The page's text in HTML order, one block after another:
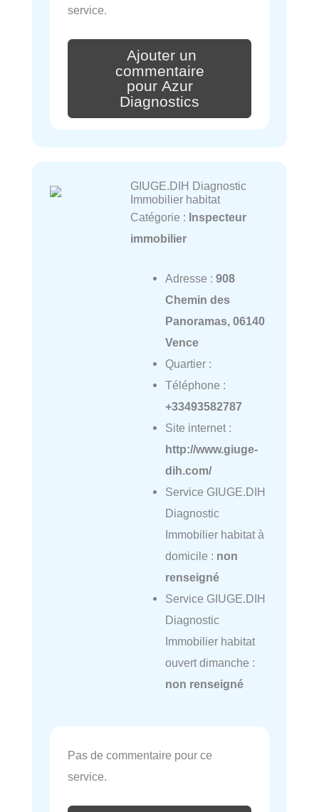
service.
Ajouter un
commentaire
pour Azur
Diagnostics
GIUGE.DIH Diagnostic
Immobilier habitat
Catégorie : Inspecteur
immobilier
Adresse : 908
Chemin des
Panoramas, 06140
Vence
Quartier :
Téléphone :
+33493582787
Site internet :
http://www.giuge-
dih.com/
Service GIUGE.DIH
Diagnostic
Immobilier habitat à
domicile : non
renseigné
Service GIUGE.DIH
Diagnostic
Immobilier habitat
ouvert dimanche :
non renseigné
Pas de commentaire pour ce
service.